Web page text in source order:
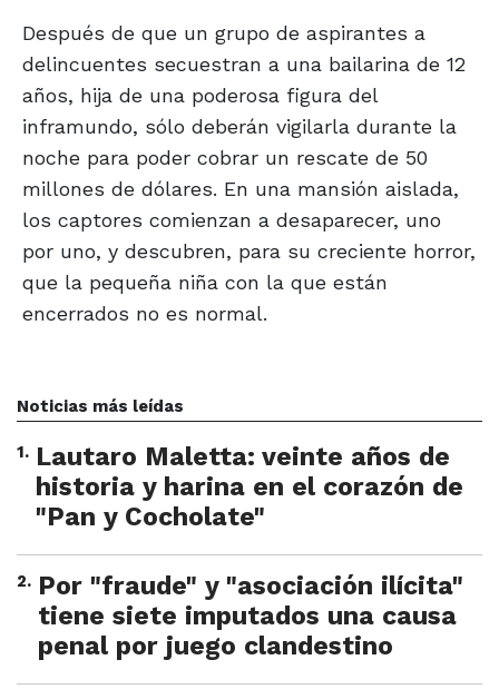
Después de que un grupo de aspirantes a
delincuentes secuestran a una bailarina de 12
años, hija de una poderosa figura del
inframundo, sólo deberán vigilarla durante la
noche para poder cobrar un rescate de 50
millones de dólares. En una mansión aislada,
los captores comienzan a desaparecer, uno
por uno, y descubren, para su creciente horror,
que la pequeña niña con la que están
encerrados no es normal.
Noticias más leídas
1. Lautaro Maletta: veinte años de
historia y harina en el corazón de
"Pan y Cocholate"
2. Por "fraude" y "asociación ilícita"
tiene siete imputados una causa
penal por juego clandestino